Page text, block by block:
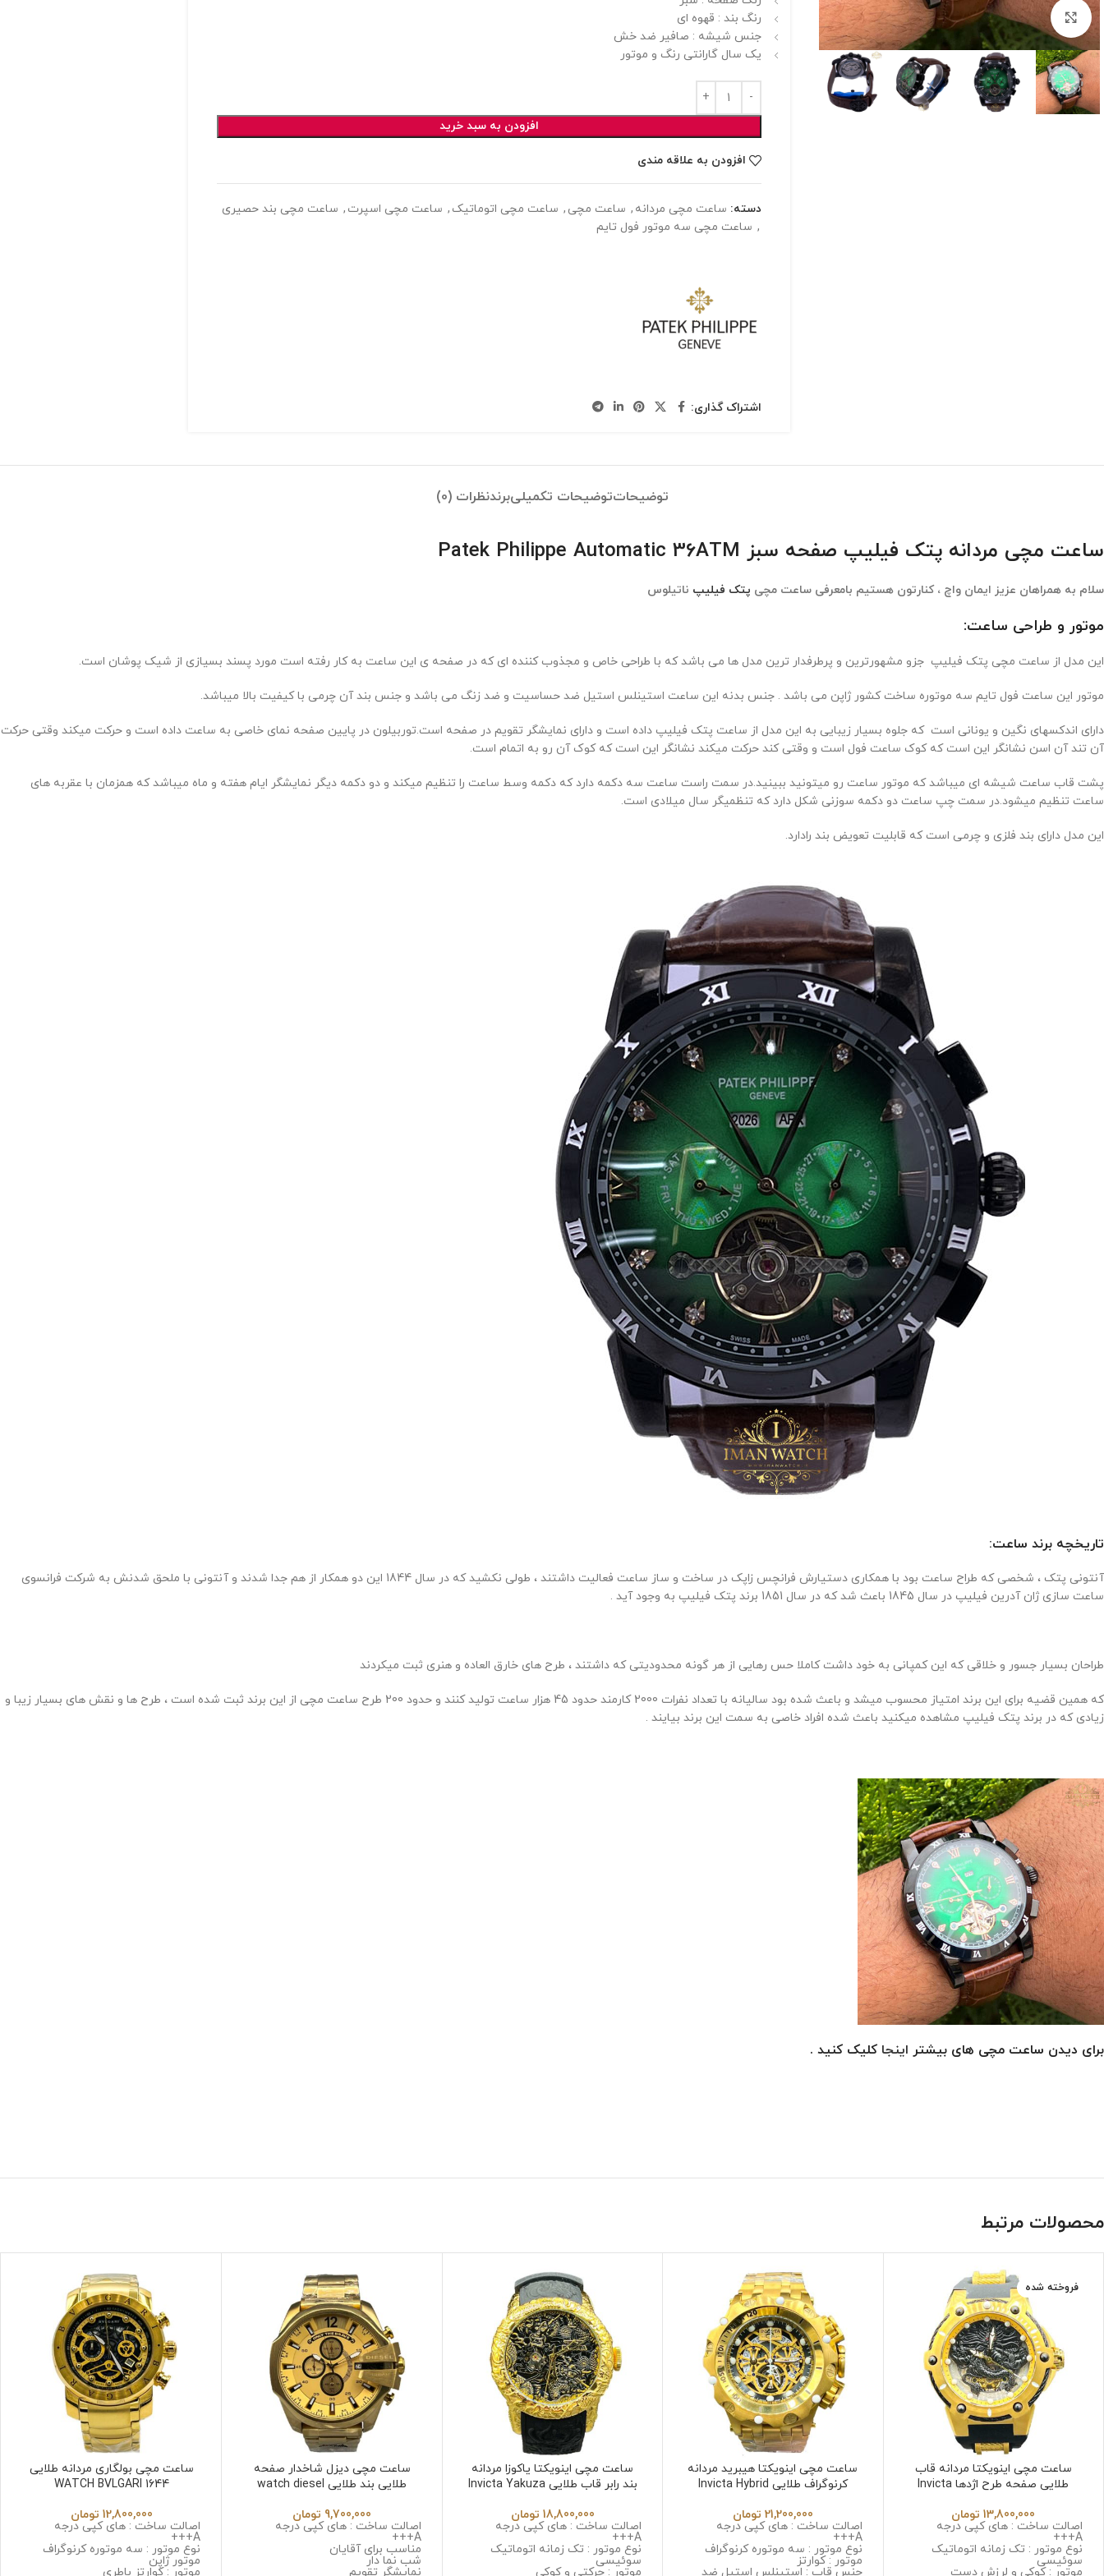
برای بزرگنمایی کلیک کنید
رنگ بند : قهوه ای
جنس شیشه : صافیر ضد خش
یک سال گارانتی رنگ و موتور
افزودن به سبد خرید
افزودن به علاقه مندی
دسته: ساعت مچی مردانه , ساعت مچی , ساعت مچی اتوماتیک , ساعت مچی اسپرت , ساعت مچی بند حصیری
, ساعت مچی سه موتور فول تایم
اشتراک گذاری:
توضیحاتتوضیحات تکمیلیبرندنظرات (0)
ساعت مچی مردانه پتک فیلیپ صفحه سبز Patek Philippe Automatic 36ATM
سلام به همراهان عزیز ایمان واچ ، کنارتون هستیم بامعرفی ساعت مچی پتک فیلیپ ناتیلوس
موتور و طراحی ساعت:
این مدل از ساعت مچی پتک فیلیپ جزو مشهورترین و پرطرفدار ترین مدل ها می باشد که با طراحی خاص و مجذوب کننده ای که در صفحه ی این ساعت به کار رفته است مورد پسند بسیازی از شیک پوشان است.
موتور این ساعت فول تایم سه موتوره ساخت کشور ژاپن می باشد . جنس بدنه این ساعت استینلس استیل ضد حساسیت و ضد زنگ می باشد و جنس بند آن چرمی با کیفیت بالا میباشد.
دارای اندکسهای نگین و یونانی است که جلوه بسیار زیبایی به این مدل از ساعت پتک فیلیپ داده است و دارای نمایشگر تقویم در صفحه است.توربیلون در پایین صفحه نمای خاصی به ساعت داده است و حرکت میکند وقتی حرکت
آن تند آن اسن نشانگر این است که کوک ساعت فول است و وقتی کند حرکت میکند نشانگر این است که کوک آن رو به اتمام است.
پشت قاب ساعت شیشه ای میباشد که موتور ساعت رو میتونید ببینید.در سمت راست ساعت سه دکمه دارد که دکمه وسط ساعت را تنظیم میکند و دو دکمه دیگر نمایشگر ایام هفته و ماه میباشد که همزمان با عقربه های
ساعت تنظیم میشود.در سمت چپ ساعت دو دکمه سوزنی شکل دارد که تنظمیگر سال میلادی است.
این مدل دارای بند فلزی و چرمی است که قابلیت تعویض بند رادارد.
تاریخچه برند ساعت:
آنتونی پتک ، شخصی که طراح ساعت بود با همکاری دستیارش فرانچس زاپک در ساخت و ساز ساعت فعالیت داشتند ، طولی نکشید که در سال 1844 این دو همکار از هم جدا شدند و آنتونی با ملحق شدنش به شرکت فرانسوی
ساعت سازی ژان آدرین فیلیپ در سال 1845 باعث شد که در سال 1851 برند پتک فیلیپ به وجود آید .
طراحان بسیار جسور و خلاقی که این کمپانی به خود داشت کاملا حس رهایی از هر گونه محدودیتی که داشتند ، طرح های خارق العاده و هنری ثبت میکردند
که همین قضیه برای این برند امتیاز محسوب میشد و باعث شده بود سالیانه با تعداد نفرات 2000 کارمند حدود 45 هزار ساعت تولید کنند و حدود 200 طرح ساعت مچی از این برند ثبت شده است ، طرح ها و نقش های بسیار زیبا و
زیادی که در برند پتک فیلیپ مشاهده میکنید باعث شده افراد خاصی به سمت این برند بیایند .
برای دیدن ساعت مچی های بیشتر اینجا کلیک کنید .
محصولات مرتبط
فروخته شده
ساعت مچی اینویکتا مردانه قاب
طلایی صفحه طرح اژدها Invicta
13,800,000 تومان
اصالت ساخت : های کپی درجه
A+++
نوع موتور : تک زمانه اتوماتیک
سوئیسی
موتور : کوکی و لرزش دست
ساعت مچی اینویکتا هیبرید مردانه
کرنوگراف طلایی Invicta Hybrid
21,200,000 تومان
اصالت ساخت : های کپی درجه
A+++
نوع موتور : سه موتوره کرنوگراف
موتور : کوارتز
جنس قاب : استینلس استیل ضد
ساعت مچی اینویکتا یاکوزا مردانه
بند رابر قاب طلایی Invicta Yakuza
18,800,000 تومان
اصالت ساخت : های کپی درجه
A+++
نوع موتور : تک زمانه اتوماتیک
سوئیسی
موتور : حرکتی و کوکی
ساعت مچی دیزل شاخدار صفحه
طلایی بند طلایی watch diesel
9,700,000 تومان
اصالت ساخت : های کپی درجه
A+++
مناسب برای آقایان
شب نما دار
نمایشگر تقویم
ساعت مچی بولگاری مردانه طلایی
WATCH BVLGARI 1644
12,800,000 تومان
اصالت ساخت : های کپی درجه
A+++
نوع موتور : سه موتوره کرنوگراف
موتور ژاپن
موتور : کوارتز باطری